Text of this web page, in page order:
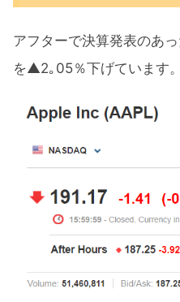
アフターで決算発表のあ
を▲2｡05％下げています。